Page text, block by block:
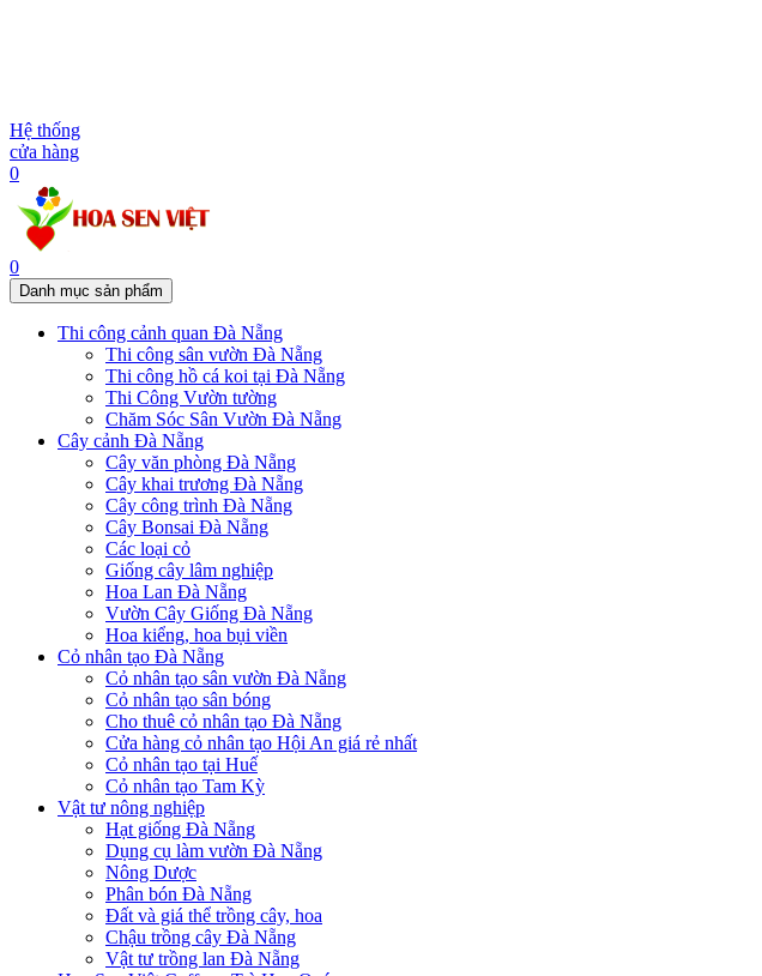
Hệ thống
cửa hàng
0
0
Danh mục sản phẩm
Thi công cảnh quan Đà Nẵng
Thi công sân vườn Đà Nẵng
Thi công hồ cá koi tại Đà Nẵng
Thi Công Vườn tường
Chăm Sóc Sân Vườn Đà Nẵng
Cây cảnh Đà Nẵng
Cây văn phòng Đà Nẵng
Cây khai trương Đà Nẵng
Cây công trình Đà Nẵng
Cây Bonsai Đà Nẵng
Các loại cỏ
Giống cây lâm nghiệp
Hoa Lan Đà Nẵng
Vườn Cây Giống Đà Nẵng
Hoa kiểng, hoa bụi viền
Cỏ nhân tạo Đà Nẵng
Cỏ nhân tạo sân vườn Đà Nẵng
Cỏ nhân tạo sân bóng
Cho thuê cỏ nhân tạo Đà Nẵng
Cửa hàng cỏ nhân tạo Hội An giá rẻ nhất
Cỏ nhân tạo tại Huế
Cỏ nhân tạo Tam Kỳ
Vật tư nông nghiệp
Hạt giống Đà Nẵng
Dụng cụ làm vườn Đà Nẵng
Nông Dược
Phân bón Đà Nẵng
Đất và giá thể trồng cây, hoa
Chậu trồng cây Đà Nẵng
Vật tư trồng lan Đà Nẵng